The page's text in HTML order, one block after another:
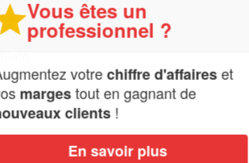
Vous êtes un
professionnel ?
votrechiffre d'affaireset
margestout en gagnant de
clients!
En savoir plus